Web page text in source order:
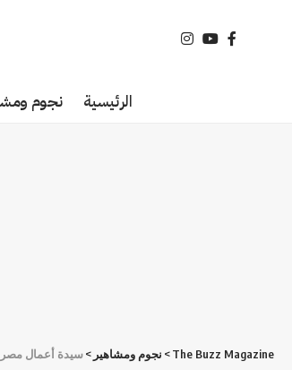
الرئيسية نجوم
The Buzz Magazine
> نجوم ومشاهير >سيدة أعمال